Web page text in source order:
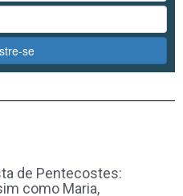
se
de Pentecostes:
como Maria,